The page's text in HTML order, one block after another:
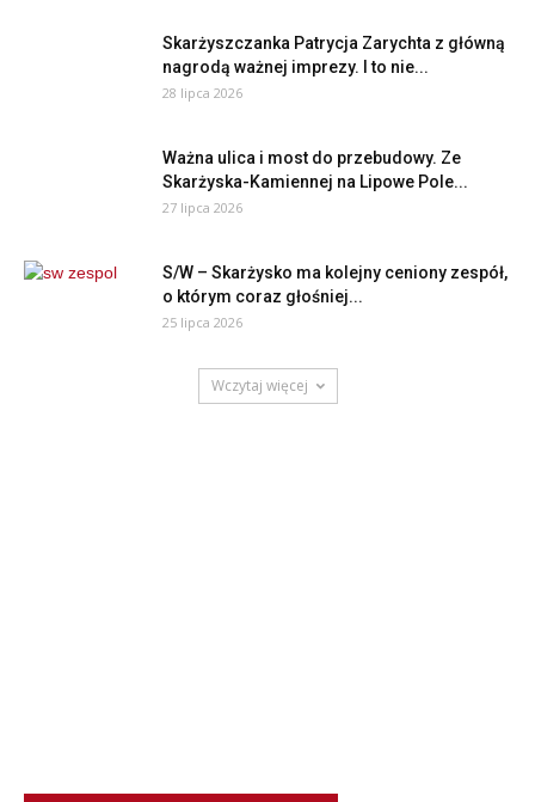
Skarżyszczanka Patrycja Zarychta z główną
nagrodą ważnej imprezy. I to nie...
28 lipca 2026
Ważna ulica i most do przebudowy. Ze
Skarżyska-Kamiennej na Lipowe Pole...
27 lipca 2026
S/W – Skarżysko ma kolejny ceniony zespół,
o którym coraz głośniej...
25 lipca 2026
Wczytaj więcej